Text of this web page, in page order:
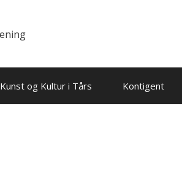
Kunst og Kultur i Tårs Kontigent